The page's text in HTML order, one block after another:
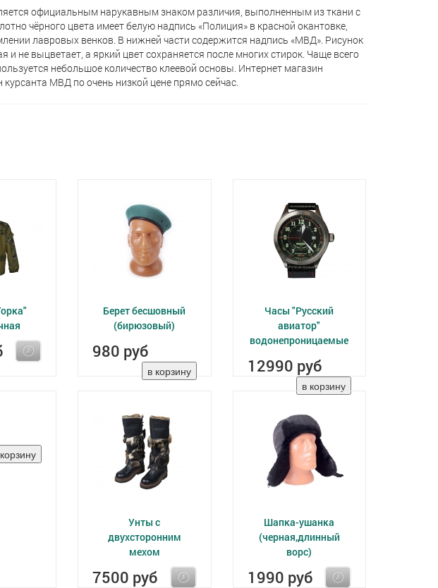
официальным нарукавным знаком различия, выполненным из ткани с
чёрного цвета имеет белую надпись «Полиция» в красной окантовке,
лавровых венков. В нижней части содержится надпись «МВД». Рисунок
не выцветает, а яркий цвет сохраняется после многих стирок. Чаще всего
небольшое количество клеевой основы. Интернет магазин
МВД по очень низкой цене прямо сейчас.
Берет бесшовный
(бирюзовый)
980 руб
Часы "Русский
авиатор"
водонепроницаемые
12990 руб
Унты с
двухсторонним
мехом
7500 руб
Шапка-ушанка
(черная,длинный
ворс)
1990 руб